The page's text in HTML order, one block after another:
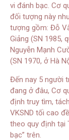
vi đánh bạc. Cơ
đối tượng này
tượng gồm: Đỗ
Giảng (SN 1985,
Nguyễn Mạnh
(SN 1970, ở Hà
Đến nay 5 người
đang ở đâu, Cơ
định truy tìm,
VKSND tối cao
theo quy định tại
bạc” trên.